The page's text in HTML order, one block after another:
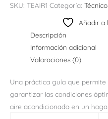
SKU: TEAIR1 Categoría:
Añadir a
Descripción
Información adicional
Valoraciones (0)
Una práctica guía que
garantizar las condiciones
aire acondicionado en un